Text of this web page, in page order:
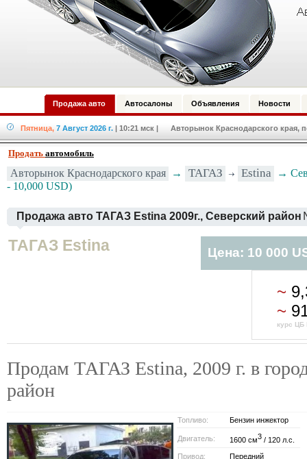
Продажа авто Автосалоны Объявления Новости
Пятница, 7 Август 2026 г. | 10:21 мск | Авторынок Краснодарского края,
Продать автомобиль
Авторынок Краснодарского края → ТАГАЗ Estina
→
- 10,000 USD)
Продажа авто ТАГАЗ Estina 2009г., Северский район
ТАГАЗ Estina Цена: 10 000
~
~
курс ЦБ
Продам ТАГАЗ Estina, 2009 г. в
район
Топливо: Бензин инжектор
Двигатель: 1600 см3 / 120 л.с.
Привод:
Передний